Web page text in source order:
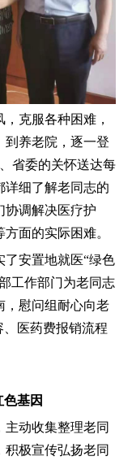
克服各种困难，
到养老院，逐一登
省委的关怀送达每
详细了解老同志的
协调解决医疗护
面的实际困难。
安置地就医“绿色
工作部门为老同志
，慰问组耐心向老
、医药费报销流程
基因
动收集整理老同
极宣传弘扬老同